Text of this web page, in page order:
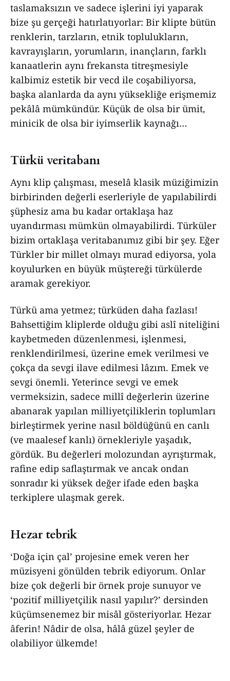
taslamaksızın ve sadece işlerini iyi yaparak
bize şu gerçeği hatırlatıyorlar: Bir klipte bütün
renklerin, tarzların, etnik toplulukların,
kavrayışların, yorumların, inançların, farklı
kanaatlerin aynı frekansta titreşmesiyle
kalbimiz estetik bir vecd ile coşabiliyorsa,
başka alanlarda da aynı yüksekliğe erişmemiz
pekâlâ mümkündür. Küçük de olsa bir ümit,
minicik de olsa bir iyimserlik kaynağı…
Türkü veritabanı
Aynı klip çalışması, meselâ klasik müziğimizin
birbirinden değerli eserleriyle de yapılabilirdi
şüphesiz ama bu kadar ortaklaşa haz
uyandırması mümkün olmayabilirdi. Türküler
bizim ortaklaşa veritabanımız gibi bir şey. Eğer
Türkler bir millet olmayı murad ediyorsa, yola
koyulurken en büyük müştereği türkülerde
aramak gerekiyor.
Türkü ama yetmez; türküden daha fazlası!
Bahsettiğim kliplerde olduğu gibi aslî niteliğini
kaybetmeden düzenlenmesi, işlenmesi,
renklendirilmesi, üzerine emek verilmesi ve
çokça da sevgi ilave edilmesi lâzım. Emek ve
sevgi önemli. Yeterince sevgi ve emek
vermeksizin, sadece millî değerlerin üzerine
abanarak yapılan milliyetçiliklerin toplumları
birleştirmek yerine nasıl böldüğünü en canlı
(ve maalesef kanlı) örnekleriyle yaşadık,
gördük. Bu değerleri molozundan ayrıştırmak,
rafine edip saflaştırmak ve ancak ondan
sonradır ki yüksek değer ifade eden başka
terkiplere ulaşmak gerek.
Hezar tebrik
‘Doğa için çal’ projesine emek veren her
müzisyeni gönülden tebrik ediyorum. Onlar
bize çok değerli bir örnek proje sunuyor ve
‘pozitif milliyetçilik nasıl yapılır?’ dersinden
küçümsenemez bir misâl gösteriyorlar. Hezar
âferin! Nâdir de olsa, hâlâ güzel şeyler de
olabiliyor ülkemde!